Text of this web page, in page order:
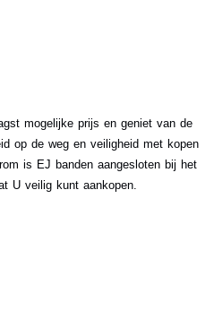
mogelijke prijs en geniet van de
op de weg en veiligheid met kopen
is EJ banden aangesloten bij het
U veilig kunt aankopen.